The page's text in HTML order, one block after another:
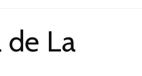
La